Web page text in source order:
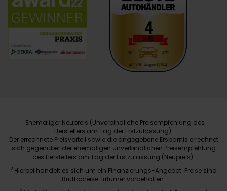
1 Ehemaliger Neupreis (Unverbindliche Preisempfehlung des
Herstellers am Tag der Erstzulassung).
Der errechnete Preisvorteil sowie die angegebene Ersparnis errechnet
sich gegenüber der ehemaligen unverbindlichen Preisempfehlung
des Herstellers am Tag der Erstzulassung (Neupreis).
2 Hierbei handelt es sich um ein Finanzierungs-Angebot. Preise sind
Bruttopreise. Irrtümer vorbehalten.